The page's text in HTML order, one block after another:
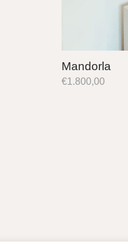
Mandorla
€1.800,00